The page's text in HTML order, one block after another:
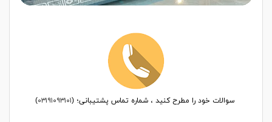
سوالات خود را مطرح کنید ، شماره تماس پشتیبانی؛ ( ۰۳۱۹۱۰۹۳۱۰۱)